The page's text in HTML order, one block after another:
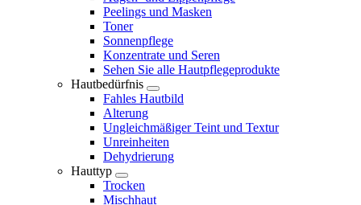
Peelings und Masken
Toner
Sonnenpflege
Konzentrate und Seren
Sehen Sie alle Hautpflegeprodukte
Hautbedürfnis
Fahles Hautbild
Alterung
Ungleichmäßiger Teint und Textur
Unreinheiten
Dehydrierung
Hauttyp
Trocken
Mischhaut